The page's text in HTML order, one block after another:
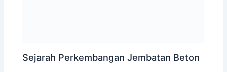
Sejarah Perkembangan Jembatan Beton